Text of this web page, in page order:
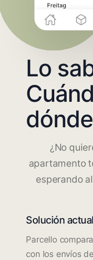
Lo
¿No
apartamento
esperando
Solución
Parcello
con los envíos